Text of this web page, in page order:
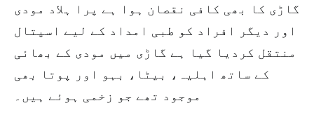
گاڑی کا بھی کافی نقصان ہوا ہے پرا ہلاد مودی
اور دیگر افراد کو طبی امداد کے لیے اسپتال
منتقل کردیا گیا ہے گاڑی میں مودی کے بھائی
کے ساتھ اہلیہ، بیٹا، بہو اور پوتا بھی
موجود تھے جو زخمی ہوئے ہیں۔